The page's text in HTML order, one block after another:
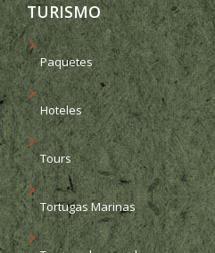
TURISMO
Paquetes
Hoteles
Tours
Tortugas Marinas